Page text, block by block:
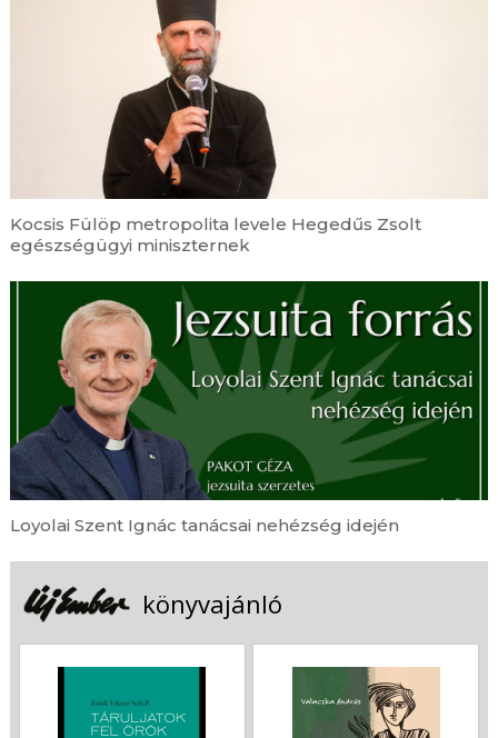
Kocsis Fülöp metropolita levele Hegedűs Zsolt
egészségügyi miniszternek
Loyolai Szent Ignác tanácsai nehézség idején
könyvajánló